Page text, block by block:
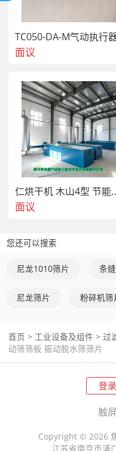
TC050-DA-M气动执行
面议
仁烘干机
面议
您还可以搜索
尼龙1010筛片 条
尼龙筛片 粉碎机筛
首页 > 工业设备及组件 > 过
动筛筛板 振动脱水筛筛片
登录
触
Copyright © 2026
江苏省南京市浦